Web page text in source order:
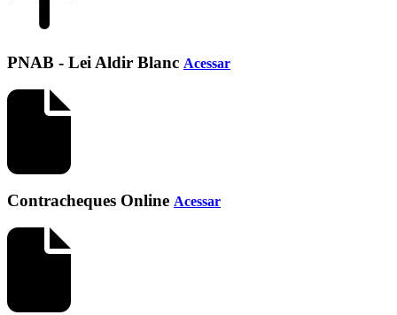
PNAB - Lei Aldir Blanc Acessar
Contracheques Online Acessar